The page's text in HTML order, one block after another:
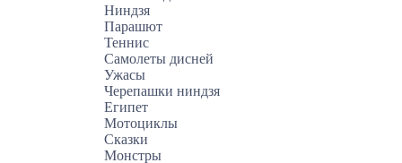
Ниндзя
Парашют
Теннис
Самолеты дисней
Ужасы
Черепашки ниндзя
Египет
Мотоциклы
Сказки
Монстры